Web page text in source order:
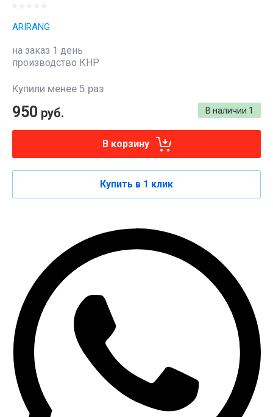
ARIRANG
на заказ 1 день
производство КНР
Купили менее 5 раз
В наличии 1
950 руб.
В корзину
Купить в 1 клик